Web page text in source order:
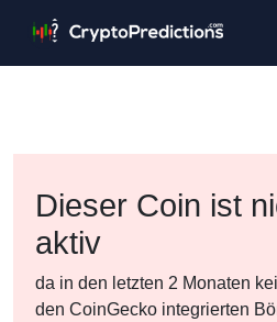
Dieser Coin ist
aktiv
da in den letzten 2 Monaten
den CoinGecko integrierten